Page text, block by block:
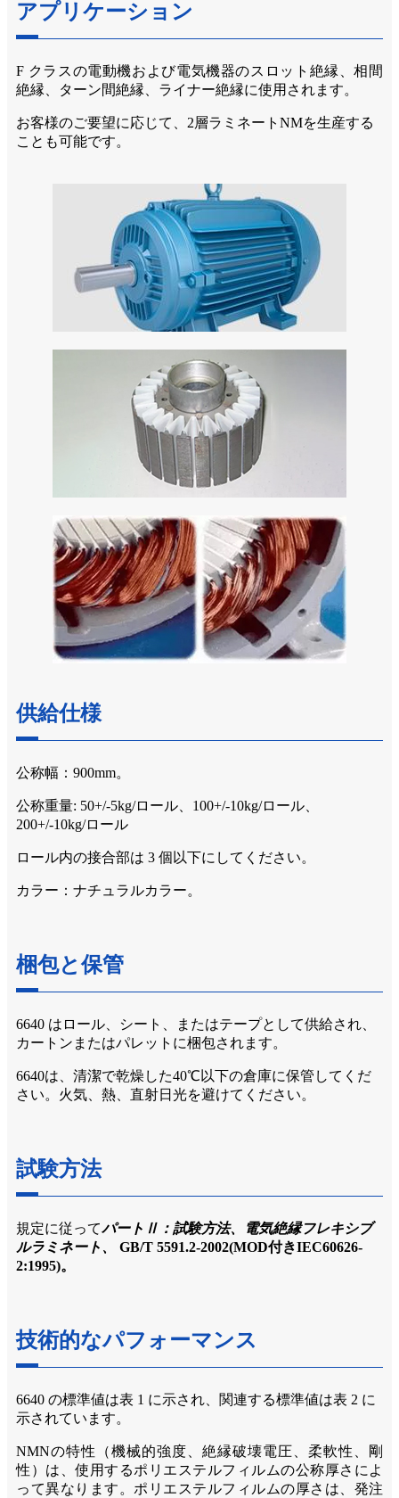
アプリケーション
F クラスの電動機および電気機器のスロット絶縁、相間
絶縁、ターン間絶縁、ライナー絶縁に使用されます。
お客様のご要望に応じて、2層ラミネートNMを生産する
ことも可能です。
供給仕様
公称幅：900mm。
公称重量: 50+/-5kg/ロール、100+/-10kg/ロール、
200+/-10kg/ロール
ロール内の接合部は 3 個以下にしてください。
カラー：ナチュラルカラー。
梱包と保管
6640 はロール、シート、またはテープとして供給され、
カートンまたはパレットに梱包されます。
6640は、清潔で乾燥した40℃以下の倉庫に保管してくだ
さい。火気、熱、直射日光を避けてください。
試験方法
規定に従ってパートⅡ：試験方法、電気絶縁フレキシブ
ルラミネート、
GB/T 5591.2-2002(MOD付きIEC60626-
2:1995)。
技術的なパフォーマンス
6640 の標準値は表 1 に示され、関連する標準値は表 2 に
示されています。
NMNの特性（機械的強度、絶縁破壊電圧、柔軟性、剛
性）は、使用するポリエステルフィルムの公称厚さによ
って異なります。ポリエステルフィルムの厚さは、発注